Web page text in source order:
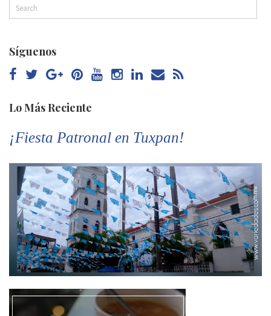
Síguenos
Lo Más Reciente
¡Fiesta Patronal en Tuxpan!